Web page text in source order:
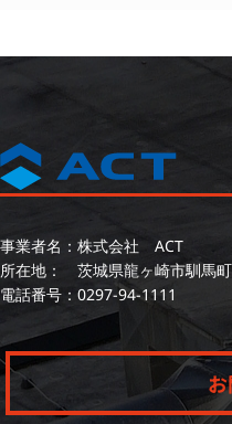
事業者名：株式会社 ACT
所在地： 茨城県龍ヶ崎市馴馬
電話番号： 0297-94-1111